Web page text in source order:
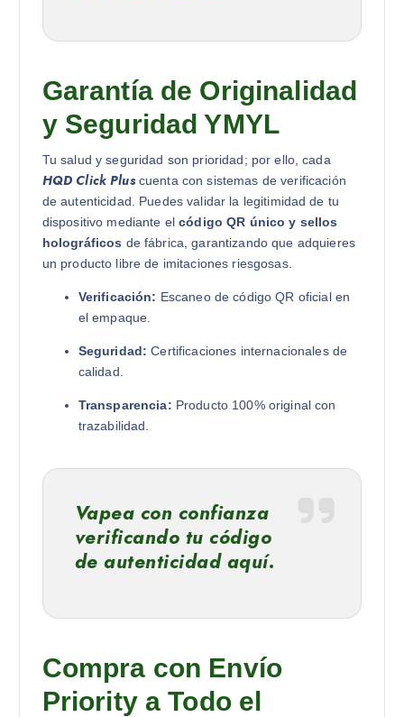
Garantía de Originalidad
y Seguridad YMYL
Tu salud y seguridad son prioridad; por ello, cada
HQD Click Pluscuenta con sistemas de verificación
de autenticidad. Puedes validar la legitimidad de tu
dispositivo mediante elcódigo QR único y sellos
holográficos de fábrica, garantizando que adquieres
un producto libre de imitaciones riesgosas.
Verificación: Escaneo de código QR oficial en
el empaque.
Seguridad: Certificaciones internacionales de
calidad.
Transparencia: Producto 100% original con
trazabilidad.
Vapea con confianza
verificando tu código
de autenticidad aquí.
Compra con Envío
Priority a Todo el